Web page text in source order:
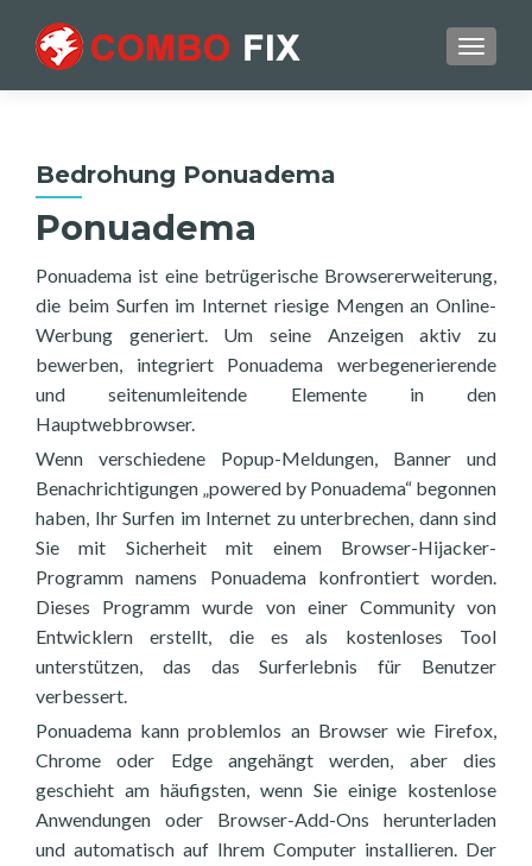
Bedrohung Ponuadema
Ponuadema
Ponuadema ist eine betrügerische Browsererweiterung,
die beim Surfen im Internet riesige Mengen an Online-
Werbung generiert. Um seine Anzeigen aktiv zu
bewerben, integriert Ponuadema werbegenerierende
und seitenumleitende Elemente in den
Hauptwebbrowser.
Wenn verschiedene Popup-Meldungen, Banner und
Benachrichtigungen „powered by Ponuadema“ begonnen
haben, Ihr Surfen im Internet zu unterbrechen, dann sind
Sie mit Sicherheit mit einem Browser-Hijacker-
Programm namens Ponuadema konfrontiert worden.
Dieses Programm wurde von einer Community von
Entwicklern erstellt, die es als kostenloses Tool
unterstützen, das das Surferlebnis für Benutzer
verbessert.
Ponuadema kann problemlos an Browser wie Firefox,
Chrome oder Edge angehängt werden, aber dies
geschieht am häufigsten, wenn Sie einige kostenlose
Anwendungen oder Browser-Add-Ons herunterladen
und automatisch auf Ihrem Computer installieren. Der